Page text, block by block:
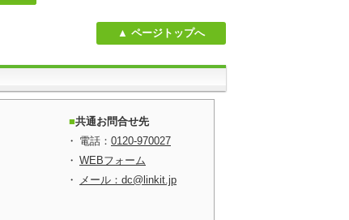
ページトップへ
共通お問合せ先
電話： 0120-970027
WEBフォーム
メール：dc@linkit.jp